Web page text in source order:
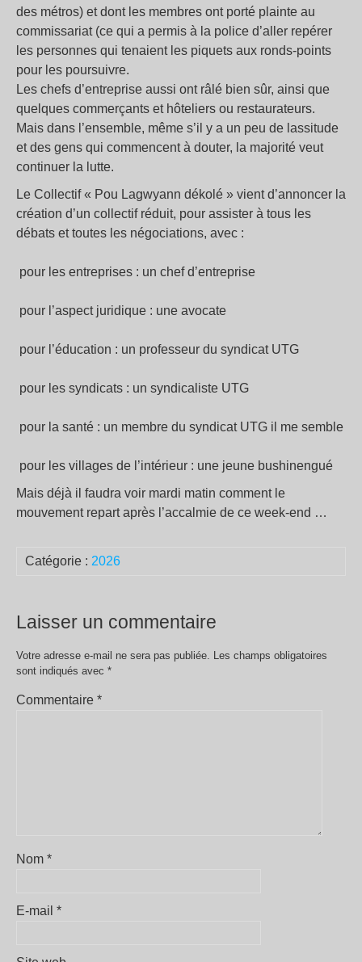
des métros) et dont les membres ont porté plainte au
commissariat (ce qui a permis à la police d’aller repérer
les personnes qui tenaient les piquets aux ronds-points
pour les poursuivre.
Les chefs d’entreprise aussi ont râlé bien sûr, ainsi que
quelques commerçants et hôteliers ou restaurateurs.
Mais dans l’ensemble, même s’il y a un peu de lassitude
et des gens qui commencent à douter, la majorité veut
continuer la lutte.
Le Collectif « Pou Lagwyann dékolé » vient d’annoncer la
création d’un collectif réduit, pour assister à tous les
débats et toutes les négociations, avec :
pour les entreprises : un chef d’entreprise
pour l’aspect juridique : une avocate
pour l’éducation : un professeur du syndicat UTG
pour les syndicats : un syndicaliste UTG
pour la santé : un membre du syndicat UTG il me semble
pour les villages de l’intérieur : une jeune bushinengué
Mais déjà il faudra voir mardi matin comment le
mouvement repart après l’accalmie de ce week-end …
Catégorie : 2026
Laisser un commentaire
Votre adresse e-mail ne sera pas publiée. Les champs obligatoires
sont indiqués avec *
Commentaire *
Nom *
E-mail *